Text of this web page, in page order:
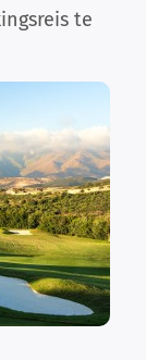
te